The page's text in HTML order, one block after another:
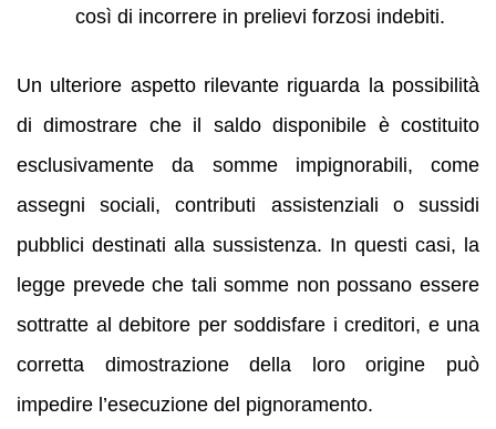
così di incorrere in prelievi forzosi indebiti.
Un ulteriore aspetto rilevante riguarda la possibilità
di dimostrare che il saldo disponibile è costituito
esclusivamente da somme impignorabili, come
assegni sociali, contributi assistenziali o sussidi
pubblici destinati alla sussistenza. In questi casi, la
legge prevede che tali somme non possano essere
sottratte al debitore per soddisfare i creditori, e una
corretta dimostrazione della loro origine può
impedire l’esecuzione del pignoramento.